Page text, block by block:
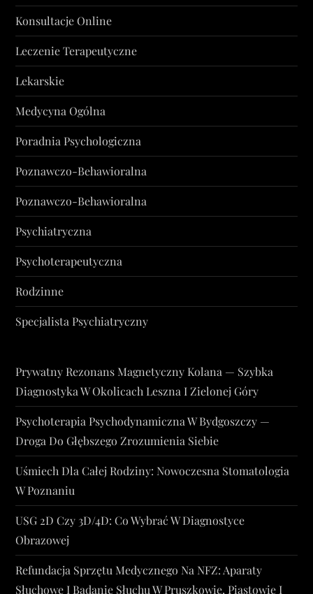
Konsultacje Online
Leczenie Terapeutyczne
Lekarskie
Medycyna Ogólna
Poradnia Psychologiczna
Poznawczo-Behawioralna
Poznawczo-Behawioralna
Psychiatryczna
Psychoterapeutyczna
Rodzinne
Specjalista Psychiatryczny
Prywatny Rezonans Magnetyczny Kolana — Szybka
Diagnostyka W Okolicach Leszna I Zielonej Góry
Psychoterapia Psychodynamiczna W Bydgoszczy —
Droga Do Głębszego Zrozumienia Siebie
Uśmiech Dla Całej Rodziny: Nowoczesna Stomatologia
W Poznaniu
USG 2D Czy 3D/4D: Co Wybrać W Diagnostyce
Obrazowej
Refundacja Sprzętu Medycznego Na NFZ: Aparaty
Słuchowe I Badanie Słuchu W Pruszkowie, Piastowie I